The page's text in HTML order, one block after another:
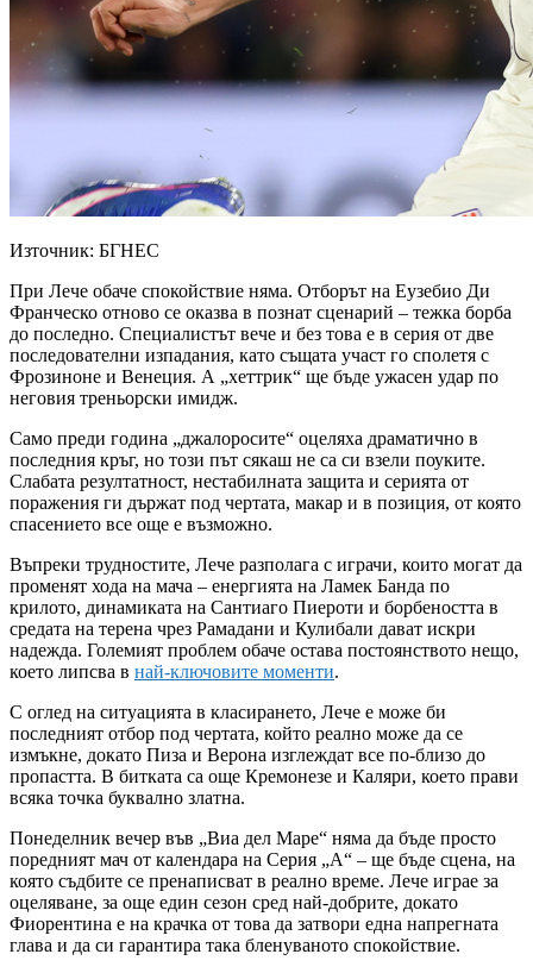
Източник: БГНЕС
При Лече обаче спокойствие няма. Отборът на Еузебио Ди
Франческо отново се оказва в познат сценарий – тежка борба
до последно. Специалистът вече и без това е в серия от две
последователни изпадания, като същата участ го сполетя с
Фрозиноне и Венеция. А „хеттрик“ ще бъде ужасен удар по
неговия треньорски имидж.
Само преди година „джалоросите“ оцеляха драматично в
последния кръг, но този път сякаш не са си взели поуките.
Слабата резултатност, нестабилната защита и серията от
поражения ги държат под чертата, макар и в позиция, от която
спасението все още е възможно.
Въпреки трудностите, Лече разполага с играчи, които могат да
променят хода на мача – енергията на Ламек Банда по
крилото, динамиката на Сантиаго Пиероти и борбеността в
средата на терена чрез Рамадани и Кулибали дават искри
надежда. Големият проблем обаче остава постоянството нещо,
което липсва в най-ключовите моменти.
С оглед на ситуацията в класирането, Лече е може би
последният отбор под чертата, който реално може да се
измъкне, докато Пиза и Верона изглеждат все по-близо до
пропастта. В битката са още Кремонезе и Каляри, което прави
всяка точка буквално златна.
Понеделник вечер във „Виа дел Маре“ няма да бъде просто
поредният мач от календара на Серия „А“ – ще бъде сцена, на
която съдбите се пренаписват в реално време. Лече играе за
оцеляване, за още един сезон сред най-добрите, докато
Фиорентина е на крачка от това да затвори една напрегната
глава и да си гарантира така бленуваното спокойствие.